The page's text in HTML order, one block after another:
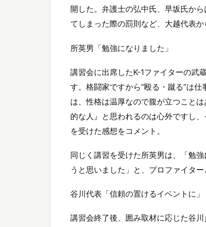
開した。弁護士の弘中氏、早坂氏か
てしまった際の罰則など、大越代表
所英男「勉強になりました」
講習会に出席したK-1ファイターの武
す。格闘家ですから“殴る・蹴る”は
は、性格は温厚なので腹が立つこと
的な人』と思われるのは心外ですし
を受けた感想をコメント。
同じく講習を受けた所英男は、「勉
うと思いました」と、プロファイタ
谷川代表「信頼の置けるイベントに」
講習会終了後、囲み取材に応じた谷